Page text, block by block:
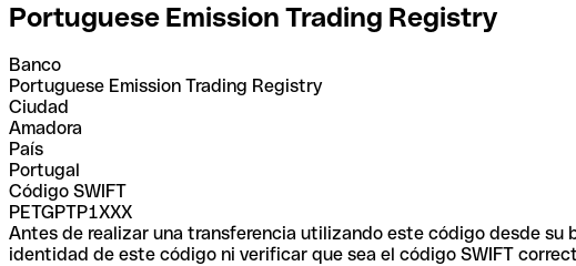
Portuguese Emission Trading Registry
Banco
Portuguese Emission Trading Registry
Ciudad
Amadora
País
Portugal
Código SWIFT
PETGPTP1XXX
Antes de realizar una transferencia utilizando este código desde
identidad de este código ni verificar que sea el código SWIFT